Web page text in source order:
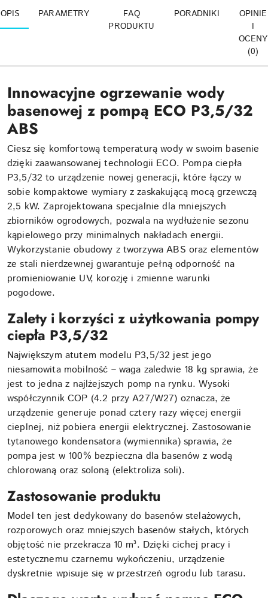
OPIS PARAMETRY
FAQ
PRODUKTU
PORADNIKI
OPINIE
I
OCENY
(0)
Innowacyjne ogrzewanie wody
basenowej z pompą ECO P3,5/32
ABS
Ciesz się komfortową temperaturą wody w swoim basenie
dzięki zaawansowanej technologii ECO. Pompa ciepła
P3,5/32 to urządzenie nowej generacji, które łączy w
sobie kompaktowe wymiary z zaskakującą mocą grzewczą
2,5 kW. Zaprojektowana specjalnie dla mniejszych
zbiorników ogrodowych, pozwala na wydłużenie sezonu
kąpielowego przy minimalnych nakładach energii.
Wykorzystanie obudowy z tworzywa ABS oraz elementów
ze stali nierdzewnej gwarantuje pełną odporność na
promieniowanie UV, korozję i zmienne warunki
pogodowe.
Zalety i korzyści z użytkowania pompy
ciepła P3,5/32
Największym atutem modelu P3,5/32 jest jego
niesamowita mobilność – waga zaledwie 18 kg sprawia, że
jest to jedna z najlżejszych pomp na rynku. Wysoki
współczynnik COP (4.2 przy A27/W27) oznacza, że
urządzenie generuje ponad cztery razy więcej energii
cieplnej, niż pobiera energii elektrycznej. Zastosowanie
tytanowego kondensatora (wymiennika) sprawia, że
pompa jest w 100% bezpieczna dla basenów z wodą
chlorowaną oraz soloną (elektroliza soli).
Zastosowanie produktu
Model ten jest dedykowany do basenów stelażowych,
rozporowych oraz mniejszych basenów stałych, których
objętość nie przekracza 10 m³. Dzięki cichej pracy i
estetycznemu czarnemu wykończeniu, urządzenie
dyskretnie wpisuje się w przestrzeń ogrodu lub tarasu.